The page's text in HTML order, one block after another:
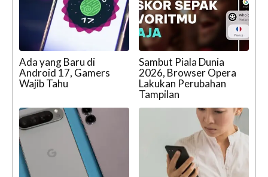
Ada yang Baru di
Android 17, Gamers
Wajib Tahu
Sambut Piala Dunia
2026, Browser Opera
Lakukan Perubahan
Tampilan